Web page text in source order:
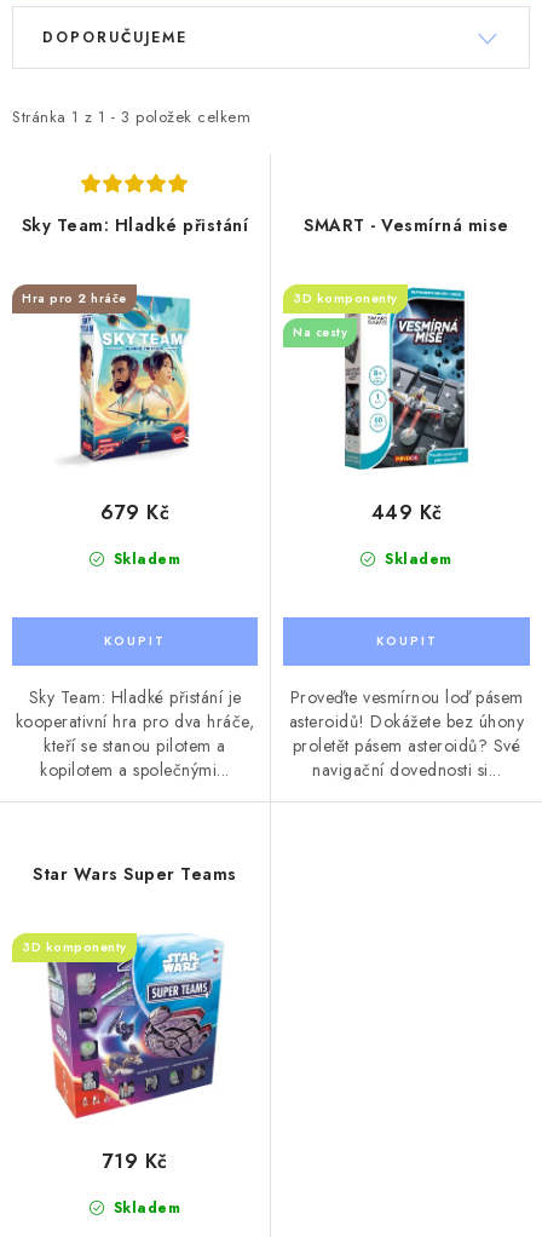
V
i
r
d
u
Stránka 1 z 1 - 3 položek celkem
Ř
e
p
o
d
DOPORUČUJEME
Sky Team: Hladké přistání
Hra pro 2 hráče
Skladem
679 Kč
Sky Team: Hladké přistání je
kooperativní hra pro dva hráče,
kteří se stanou pilotem a
kopilotem a společnými...
SMART - Vesmírná mise
3D komponenty
Na cesty
Skladem
449 Kč
Proveďte vesmírnou loď pásem
asteroidů! Dokážete bez úhony
proletět pásem asteroidů? Své
navigační dovednosti si...
Star Wars Super Teams
3D komponenty
Skladem
719 Kč